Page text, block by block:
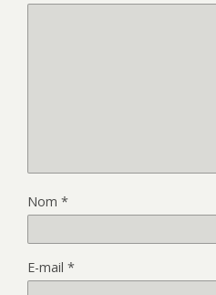
Nom *
E-mail *